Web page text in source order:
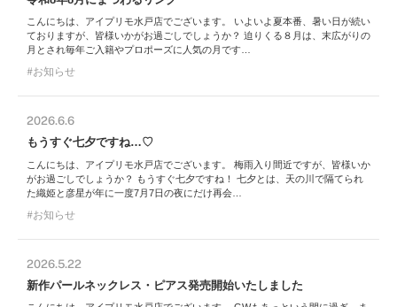
こんにちは、アイプリモ水戸店でございます。 いよいよ夏本番、暑い日が続い
ておりますが、皆様いかがお過ごしでしょうか？ 迫りくる８月は、末広がりの
月とされ毎年ご入籍やプロポーズに人気の月です…
お知らせ
2026.6.6
もうすぐ七夕ですね…♡
こんにちは、アイプリモ水戸店でございます。 梅雨入り間近ですが、皆様いか
がお過ごしでしょうか？ もうすぐ七夕ですね！ 七夕とは、天の川で隔てられ
た織姫と彦星が年に一度7月7日の夜にだけ再会…
お知らせ
2026.5.22
新作パールネックレス・ピアス発売開始いたしました